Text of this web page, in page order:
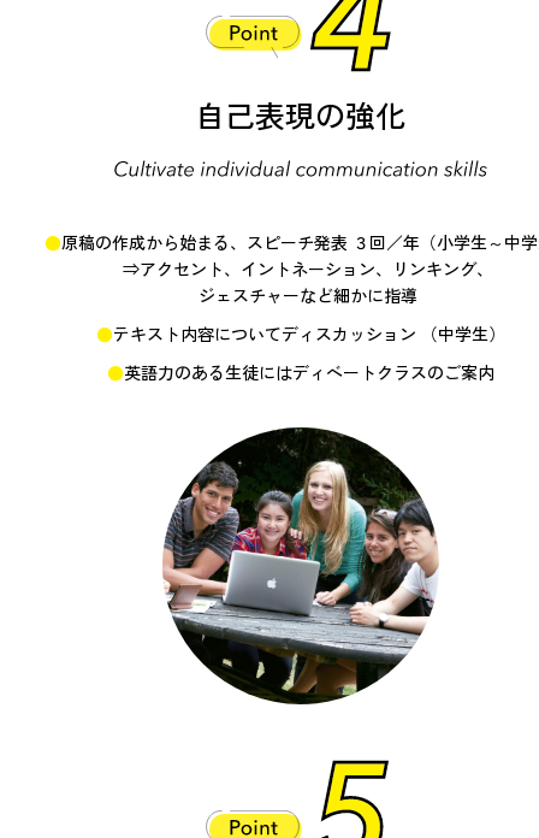
自己表現の強化
原稿の作成から始まる、スピーチ発表 ３回／年（小学生～中
⇒アクセント、イントネーション、リンキング、
ジェスチャーなど細かに指導
テキスト内容についてディスカッション （中学生）
英語力のある生徒にはディベートクラスのご案内